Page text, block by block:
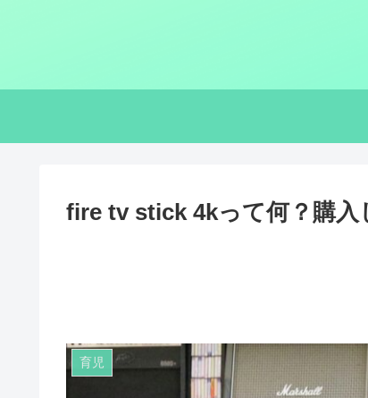
fire tv stick 4kって何？購入
育児